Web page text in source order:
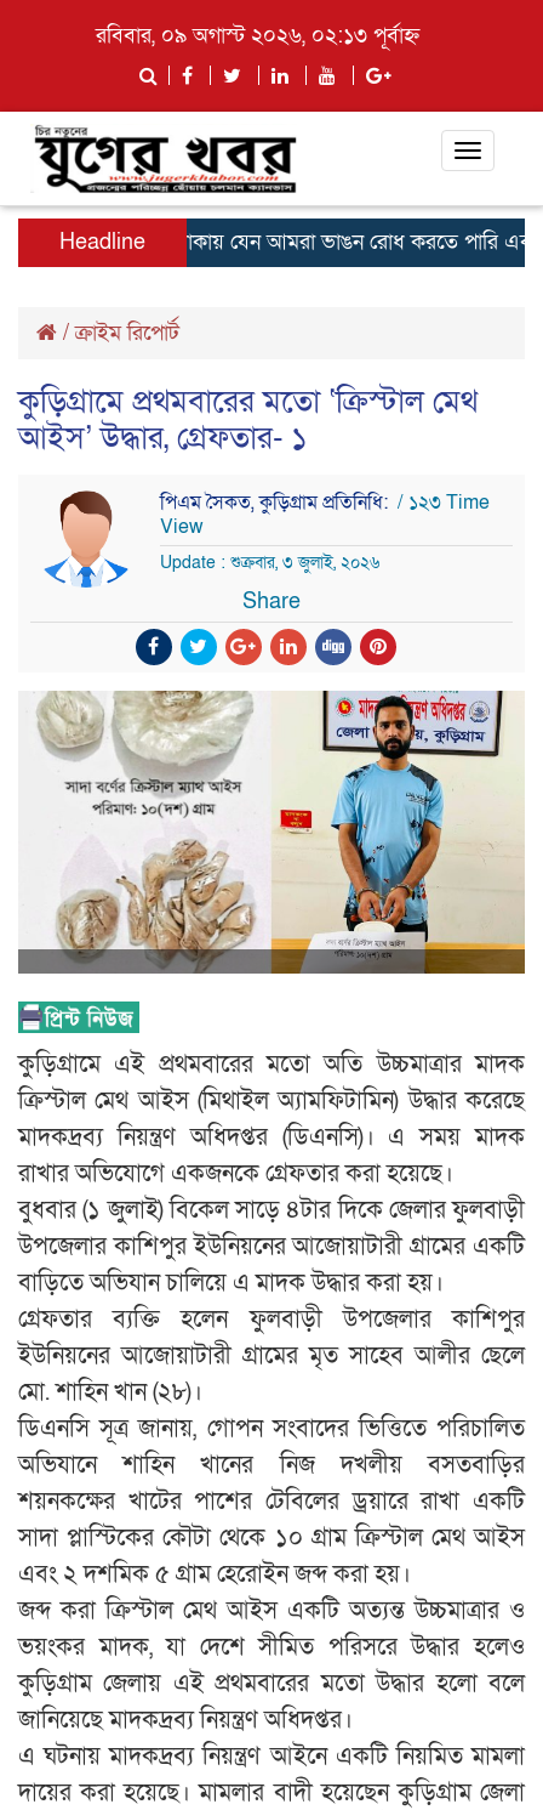
রবিবার, ০৯ অগাস্ট ২০২৬, ০২:১৩ পূর্বাহ্ন
Toggle
Headline
এই টোটাল এলাকায় যেন আমরা ভাঙন রোধ করতে পারি এবং
/ক্রাইম রিপোর্ট
কুড়িগ্রামে প্রথমবারের মতো ‘ক্রিস্টাল মেথ
আইস’ উদ্ধার, গ্রেফতার- ১
পিএম সৈকত, কুড়িগ্রাম প্রতিনিধি: / ১২৩ Time
View
Update : শুক্রবার, ৩ জুলাই, ২০২৬
Share
কুড়িগ্রামে এই প্রথমবারের মতো অতি উচ্চমাত্রার মাদক
ক্রিস্টাল মেথ আইস (মিথাইল অ্যামফিটামিন) উদ্ধার করেছে
মাদকদ্রব্য নিয়ন্ত্রণ অধিদপ্তর (ডিএনসি)। এ সময় মাদক
রাখার অভিযোগে একজনকে গ্রেফতার করা হয়েছে।
বুধবার (১ জুলাই) বিকেল সাড়ে ৪টার দিকে জেলার ফুলবাড়ী
উপজেলার কাশিপুর ইউনিয়নের আজোয়াটারী গ্রামের একটি
বাড়িতে অভিযান চালিয়ে এ মাদক উদ্ধার করা হয়।
গ্রেফতার ব্যক্তি হলেন ফুলবাড়ী উপজেলার কাশিপুর
ইউনিয়নের আজোয়াটারী গ্রামের মৃত সাহেব আলীর ছেলে
মো. শাহিন খান (২৮)।
ডিএনসি সূত্র জানায়, গোপন সংবাদের ভিত্তিতে পরিচালিত
অভিযানে শাহিন খানের নিজ দখলীয় বসতবাড়ির
শয়নকক্ষের খাটের পাশের টেবিলের ড্রয়ারে রাখা একটি
সাদা প্লাস্টিকের কৌটা থেকে ১০ গ্রাম ক্রিস্টাল মেথ আইস
এবং ২ দশমিক ৫ গ্রাম হেরোইন জব্দ করা হয়।
জব্দ করা ক্রিস্টাল মেথ আইস একটি অত্যন্ত উচ্চমাত্রার ও
ভয়ংকর মাদক, যা দেশে সীমিত পরিসরে উদ্ধার হলেও
কুড়িগ্রাম জেলায় এই প্রথমবারের মতো উদ্ধার হলো বলে
জানিয়েছে মাদকদ্রব্য নিয়ন্ত্রণ অধিদপ্তর।
এ ঘটনায় মাদকদ্রব্য নিয়ন্ত্রণ আইনে একটি নিয়মিত মামলা
দায়ের করা হয়েছে। মামলার বাদী হয়েছেন কুড়িগ্রাম জেলা